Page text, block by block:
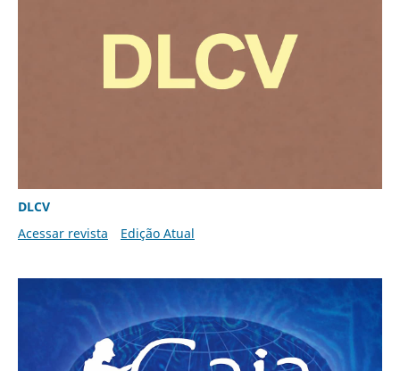
DLCV
Acessar revista
Edição Atual